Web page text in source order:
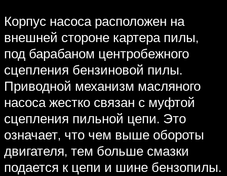
Корпус насоса расположен на
внешней стороне картера пилы,
под барабаном центробежного
сцепления бензиновой пилы.
Приводной механизм масляного
насоса жестко связан с муфтой
сцепления пильной цепи. Это
означает, что чем выше обороты
двигателя, тем больше смазки
подается к цепи и шине бензопилы.